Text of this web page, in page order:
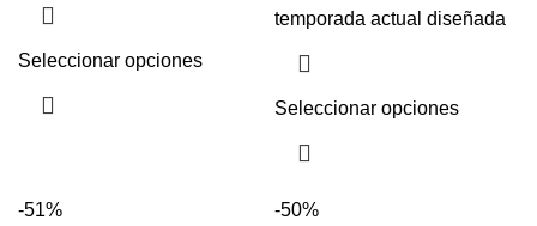
Seleccionar opciones
temporada actual diseñada
Seleccionar opciones
-51% -50%